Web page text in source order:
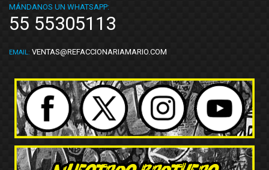
MÁNDANOS UN WHATSAPP:
55 55305113
EMAIL: VENTAS@REFACCIONARIAMARIO.COM